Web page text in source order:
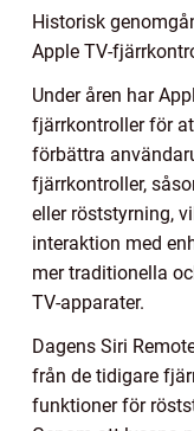
Historisk
Apple TV-
Under åren har
fjärrkontroller för
förbättra
fjärrkontroller,
eller röststyrning,
interaktion med
mer traditionella
TV-apparater.
Dagens Siri
från de tidigare
funktioner för